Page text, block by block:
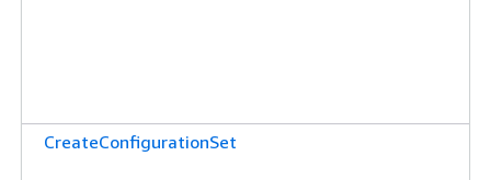
CreateConfigurationSet